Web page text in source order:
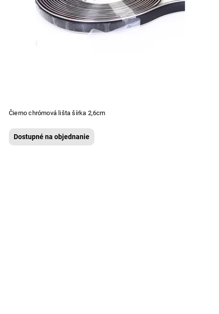
Čierno chrómová lišta šírka 2,6cm
Dostupné na objednanie